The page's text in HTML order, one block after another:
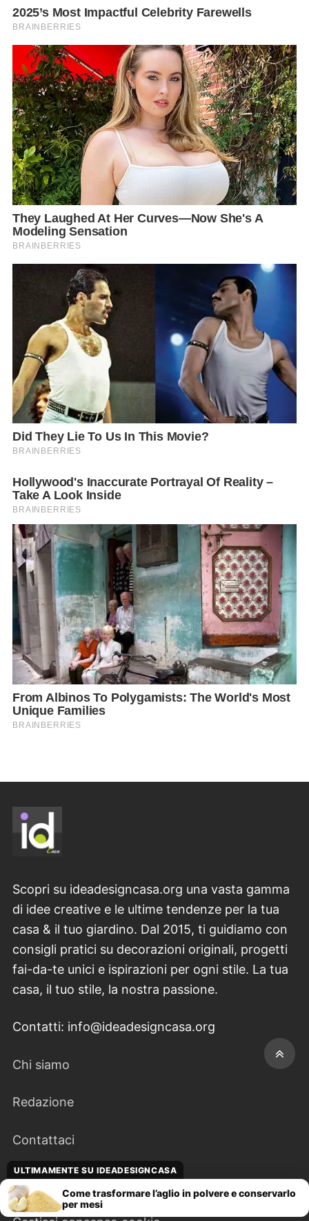
Scopri su ideadesigncasa.org una vasta gamma
di idee creative e le ultime tendenze per la tua
casa & il tuo giardino. Dal 2015, ti guidiamo con
consigli pratici su decorazioni originali, progetti
fai-da-te unici e ispirazioni per ogni stile. La tua
casa, il tuo stile, la nostra passione.
Contatti: info@ideadesigncasa.org
Chi siamo
Redazione
Contattaci
Disclaimer
ULTIMAMENTE SU IDEADESIGNCASA
Come trasformare l’aglio in polvere e conservarlo
per mesi